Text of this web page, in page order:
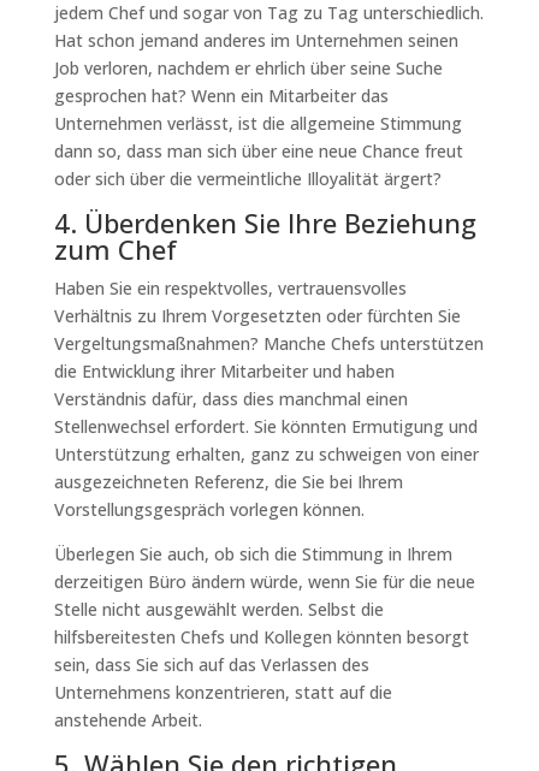
jedem Chef und sogar von Tag zu Tag unterschiedlich.
Hat schon jemand anderes im Unternehmen seinen
Job verloren, nachdem er ehrlich über seine Suche
gesprochen hat? Wenn ein Mitarbeiter das
Unternehmen verlässt, ist die allgemeine Stimmung
dann so, dass man sich über eine neue Chance freut
oder sich über die vermeintliche Illoyalität ärgert?
4. Überdenken Sie Ihre Beziehung
zum Chef
Haben Sie ein respektvolles, vertrauensvolles
Verhältnis zu Ihrem Vorgesetzten oder fürchten Sie
Vergeltungsmaßnahmen? Manche Chefs unterstützen
die Entwicklung ihrer Mitarbeiter und haben
Verständnis dafür, dass dies manchmal einen
Stellenwechsel erfordert. Sie könnten Ermutigung und
Unterstützung erhalten, ganz zu schweigen von einer
ausgezeichneten Referenz, die Sie bei Ihrem
Vorstellungsgespräch vorlegen können.
Überlegen Sie auch, ob sich die Stimmung in Ihrem
derzeitigen Büro ändern würde, wenn Sie für die neue
Stelle nicht ausgewählt werden. Selbst die
hilfsbereitesten Chefs und Kollegen könnten besorgt
sein, dass Sie sich auf das Verlassen des
Unternehmens konzentrieren, statt auf die
anstehende Arbeit.